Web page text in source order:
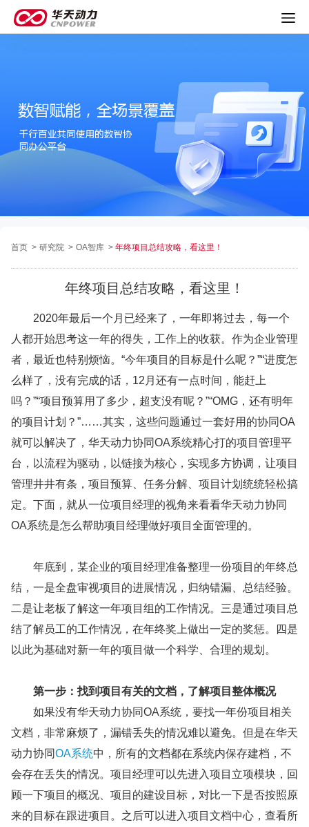
首页 > 研究院 > OA智库 > 年终项目总结攻略，看这里！
年终项目总结攻略，看这里！
2020年最后一个月已经来了，一年即将过去，每一个
人都开始思考这一年的得失，工作上的收获。作为企业管理
者，最近也特别烦恼。“今年项目的目标是什么呢？”“进度怎
么样了，没有完成的话，12月还有一点时间，能赶上
吗？”“项目预算用了多少，超支没有呢？”“OMG，还有明年
的项目计划？”……其实，这些问题通过一套好用的协同OA
就可以解决了，华天动力协同OA系统精心打的项目管理平
台，以流程为驱动，以链接为核心，实现多方协调，让项目
管理井井有条，项目预算、任务分解、项目计划统统轻松搞
定。下面，就从一位项目经理的视角来看看华天动力协同
OA系统是怎么帮助项目经理做好项目全面管理的。
年底到，某企业的项目经理准备整理一份项目的年终总
结，一是全盘审视项目的进展情况，归纳错漏、总结经验。
二是让老板了解这一年项目组的工作情况。三是通过项目总
结了解员工的工作情况，在年终奖上做出一定的奖惩。四是
以此为基础对新一年的项目做一个科学、合理的规划。
第一步：找到项目有关的文档，了解项目整体概况
如果没有华天动力协同OA系统，要找一年份项目相关
文档，非常麻烦了，漏错丢失的情况难以避免。但是在华天
动力协同OA系统中，所有的文档都在系统内保存建档，不
会存在丢失的情况。项目经理可以先进入项目立项模块，回
顾一下项目的概况、项目的建设目标，对比一下是否按照原
来的目标在跟进项目。之后可以进入项目文档中心，查看所